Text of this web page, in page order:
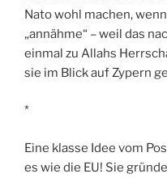
Nato wohl machen,
„annähme“ – weil das
einmal zu Allahs
sie im Blick auf Zypern
*
Eine klasse Idee vom
es wie die EU! Sie